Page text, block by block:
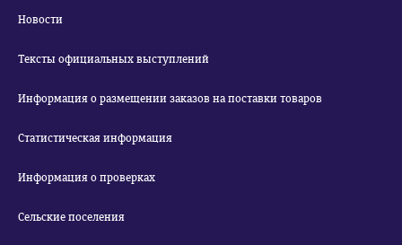
Новости
Тексты официальных выступлений
Информация о размещении заказов на поставки товаров
Статистическая информация
Информация о проверках
Сельские поселения